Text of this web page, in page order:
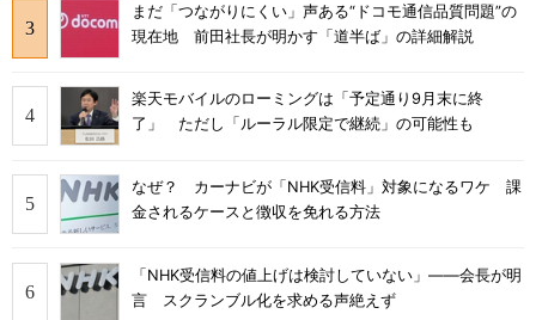
まだ「つながりにくい」声ある“ドコモ通信品質問題”の
現在地 前田社長が明かす「道半ば」の詳細解説
楽天モバイルのローミングは「予定通り9月末に終
了」 ただし「ルーラル限定で継続」の可能性も
なぜ？ カーナビが「NHK受信料」対象になるワケ 課
金されるケースと徴収を免れる方法
「NHK受信料の値上げは検討していない」――会長が明
言 スクランブル化を求める声絶えず